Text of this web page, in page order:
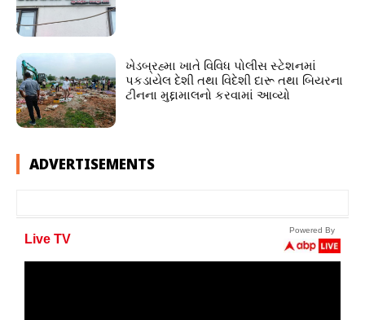
ખેડબ્રહ્મા ખાતે વિવિધ પોલીસ સ્ટેશનમાં
પકડાયેલ દેશી તથા વિદેશી દારૂ તથા બિયરના
ટીનના મુદ્દામાલનો કરવામાં આવ્યો
ADVERTISEMENTS